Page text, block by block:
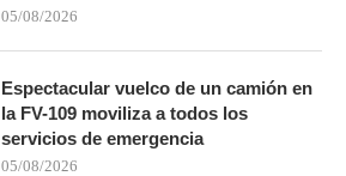
05/08/2026
Espectacular vuelco de un camión en
la FV-109 moviliza a todos los
servicios de emergencia
05/08/2026